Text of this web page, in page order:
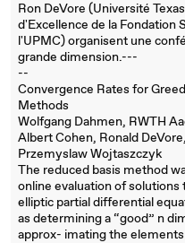
Ron DeVore (Université
d'Excellence de la Fondation
l'UPMC) organisent une
grande dimension.---
--
Convergence Rates for
Methods
Wolfgang Dahmen, RWTH
Albert Cohen, Ronald
Przemyslaw Wojtaszczyk
The reduced basis method
online evaluation of
elliptic partial differential
as determining a “good” n
approx- imating the